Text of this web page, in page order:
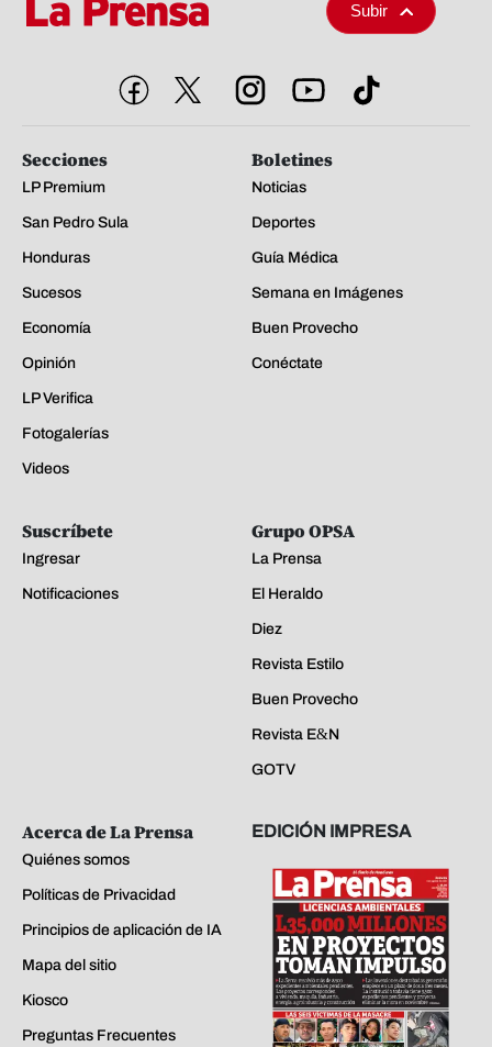
Subir
Secciones
LP Premium
San Pedro Sula
Honduras
Sucesos
Economía
Opinión
LP Verifica
Fotogalerías
Videos
Boletines
Noticias
Deportes
Guía Médica
Semana en Imágenes
Buen Provecho
Conéctate
Suscríbete
Ingresar
Notificaciones
Grupo OPSA
La Prensa
El Heraldo
Diez
Revista Estilo
Buen Provecho
Revista E&N
GOTV
Acerca de La Prensa
Quiénes somos
Políticas de Privacidad
Principios de aplicación de IA
Mapa del sitio
Kiosco
Preguntas Frecuentes
EDICIÓN IMPRESA